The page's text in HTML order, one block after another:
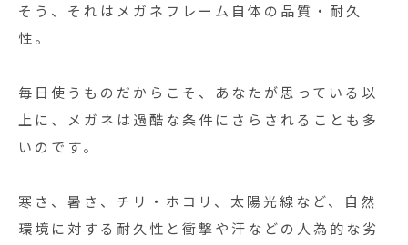
そう、それはメガネフレーム自体の品質・耐久
性。
毎日使うものだからこそ、あなたが思っている以
上に、メガネは過酷な条件にさらされることも多
いのです。
寒さ、暑さ、チリ・ホコリ、太陽光線など、自然
環境に対する耐久性と衝撃や汗などの人為的な劣